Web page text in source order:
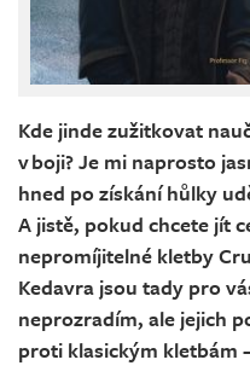
Kde jinde zužitkovat
v boji? Je mi naprosto
hned po získání hůlky
A jistě, pokud chcete jít
nepromíjitelné kletby
Kedavra jsou tady pro
neprozradím, ale jejich
proti klasickým kletbám